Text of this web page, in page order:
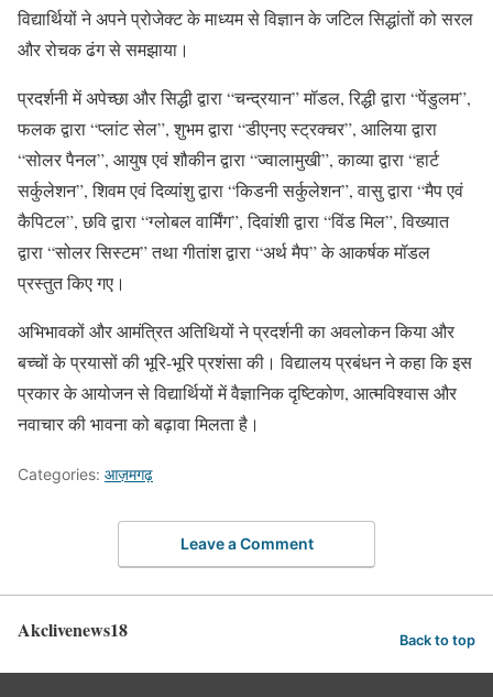
विद्यार्थियों ने अपने प्रोजेक्ट के माध्यम से विज्ञान के जटिल सिद्धांतों को सरल
और रोचक ढंग से समझाया।
प्रदर्शनी में अपेच्छा और सिद्धी द्वारा “चन्द्रयान” मॉडल, रिद्धी द्वारा “पेंडुलम”,
फलक द्वारा “प्लांट सेल”, शुभम द्वारा “डीएनए स्ट्रक्चर”, आलिया द्वारा
“सोलर पैनल”, आयुष एवं शौकीन द्वारा “ज्वालामुखी”, काव्या द्वारा “हार्ट
सर्कुलेशन”, शिवम एवं दिव्यांशु द्वारा “किडनी सर्कुलेशन”, वासु द्वारा “मैप एवं
कैपिटल”, छवि द्वारा “ग्लोबल वार्मिंग”, दिवांशी द्वारा “विंड मिल”, विख्यात
द्वारा “सोलर सिस्टम” तथा गीतांश द्वारा “अर्थ मैप” के आकर्षक मॉडल
प्रस्तुत किए गए।
अभिभावकों और आमंत्रित अतिथियों ने प्रदर्शनी का अवलोकन किया और
बच्चों के प्रयासों की भूरि-भूरि प्रशंसा की। विद्यालय प्रबंधन ने कहा कि इस
प्रकार के आयोजन से विद्यार्थियों में वैज्ञानिक दृष्टिकोण, आत्मविश्वास और
नवाचार की भावना को बढ़ावा मिलता है।
Categories: आज़मगढ़
Leave a Comment
Akclivenews18 Back to top